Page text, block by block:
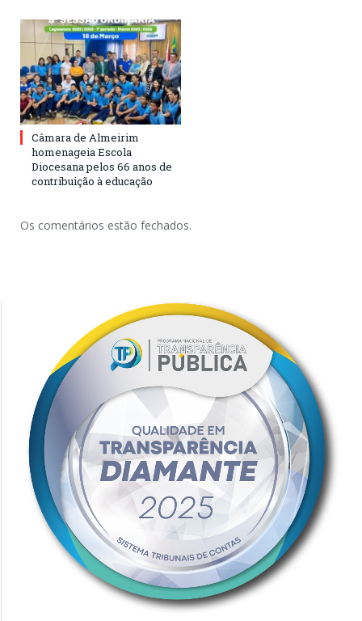
Câmara de Almeirim
homenageia Escola
Diocesana pelos 66 anos de
contribuição à educação
Os comentários estão fechados.